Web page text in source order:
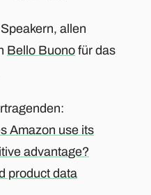
allen
Bello Buono für das
Amazon use its
advantage?
product data